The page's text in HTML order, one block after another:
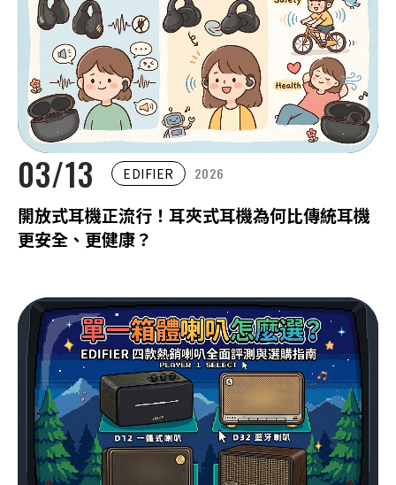
03/13 EDIFIER 2026
開放式耳機正流行！耳夾式耳機為何比傳統耳機
更安全、更健康？